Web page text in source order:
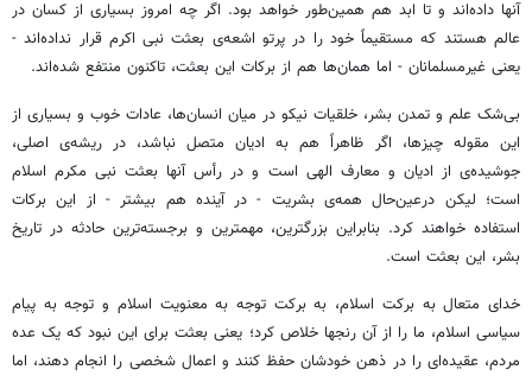
آنها داده‌اند و تا ابد هم همین‌طور خواهد بود. اگر چه امروز بسیاری از کسان در
عالم هستند که مستقیماً خود را در پرتو اشعه‌ی بعثت نبی اکرم قرار نداده‌اند -
یعنی غیرمسلمانان - اما همان‌ها هم از برکات این بعثت، تاکنون منتفع شده‌اند.
بی‌شک علم و تمدن بشر، خلقیات نیکو در میان انسان‌ها، عادات خوب و بسیاری از
این مقوله چیزها، اگر ظاهراً هم به ادیان متصل نباشد، در ریشه‌ی اصلی،
جوشیده‌ی از ادیان و معارف الهی است و در رأس آنها بعثت نبی مکرم اسلام
است؛ لیکن درعین‌حال همه‌ی بشریت - در آینده هم بیشتر - از این برکات
استفاده خواهند کرد. بنابراین بزرگترین، مهمترین و برجسته‌ترین حادثه در تاریخ
بشر، این بعثت است.
خدای متعال به برکت اسلام، به برکت توجه به معنویت اسلام و توجه به پیام
سیاسی اسلام، ما را از آن رنجها خلاص کرد؛ یعنی بعثت برای این نبود که یک عده
مردم، عقیده‌ای را در ذهن خودشان حفظ کنند و اعمال شخصی را انجام دهند، اما